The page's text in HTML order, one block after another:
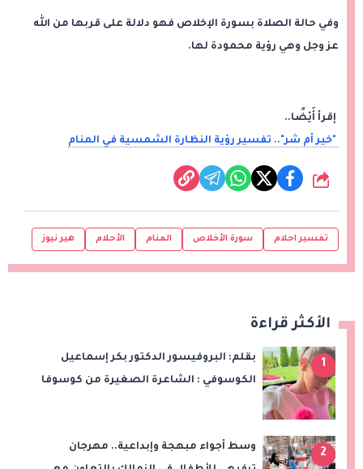
وفي حالة الصلاة بسورة الإخلاص فهو دلالة على قربها من الله
عز وجل وهي رؤية محمودة لها.
إقرأ أَيْضًا..
"خير أم شر".. تفسير رؤية النظارة الشمسية في المنام
شارك
تفسير احلام سورة الأخلاص المنام الأحلام هير نيوز
الأكثر قراءة
1
بقلم: البروفيسور الدكتور بكر إسماعيل
الكوسوفي : الشاعرة الصغيرة من كوسوفا
2
وسط أجواء مبهجة وإبداعية.. مهرجان